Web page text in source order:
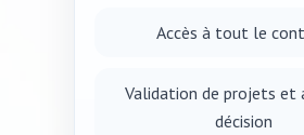
Accès à tout le
Validation de projets et
décision